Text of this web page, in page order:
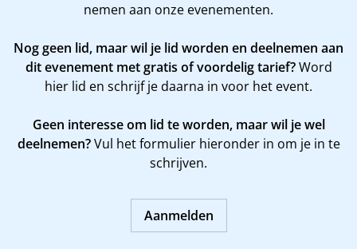
nemen aan onze evenementen.
Nog geen lid, maar wil je lid worden en deelnemen aan
dit evenement met gratis of voordelig tarief?Word
hier lid en schrijf je daarna in voor het event.
Geen interesse om lid te worden, maar wil je wel
deelnemen?Vul het formulier hieronder in om je in te
schrijven.
Aanmelden